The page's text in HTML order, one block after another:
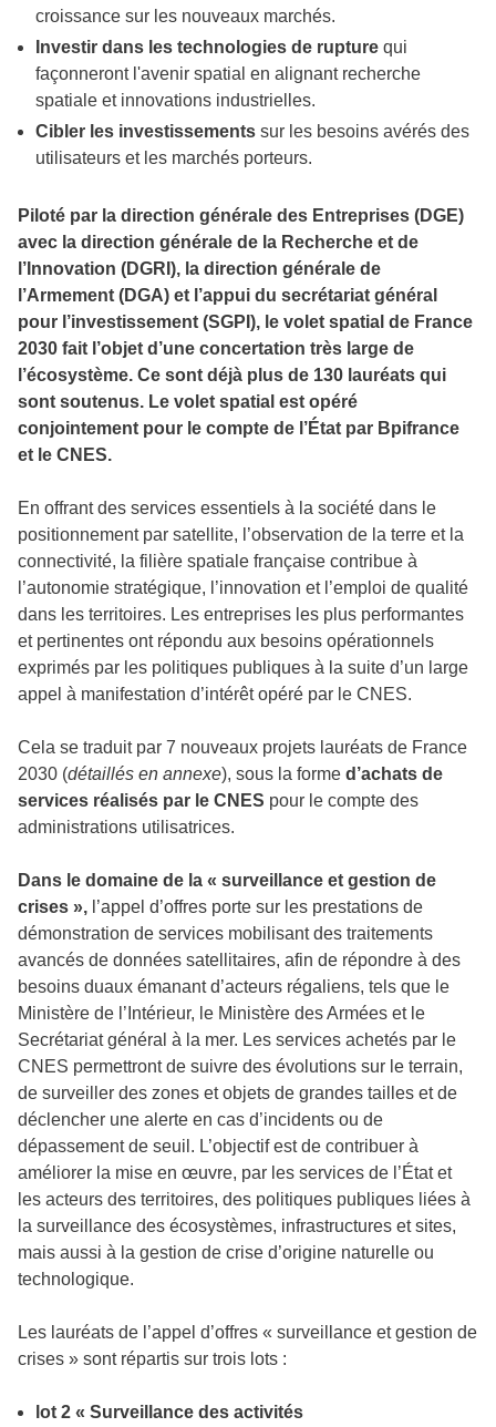
croissance sur les nouveaux marchés.
Investir dans les technologies de rupture qui
façonneront l'avenir spatial en alignant recherche
spatiale et innovations industrielles.
Cibler les investissements sur les besoins avérés des
utilisateurs et les marchés porteurs.
Piloté par la direction générale des Entreprises (DGE)
avec la direction générale de la Recherche et de
l’Innovation (DGRI), la direction générale de
l’Armement (DGA) et l’appui du secrétariat général
pour l’investissement (SGPI), le volet spatial de France
2030 fait l’objet d’une concertation très large de
l’écosystème. Ce sont déjà plus de 130 lauréats qui
sont soutenus. Le volet spatial est opéré
conjointement pour le compte de l’État par Bpifrance
et le CNES.
En offrant des services essentiels à la société dans le
positionnement par satellite, l’observation de la terre et la
connectivité, la filière spatiale française contribue à
l’autonomie stratégique, l’innovation et l’emploi de qualité
dans les territoires. Les entreprises les plus performantes
et pertinentes ont répondu aux besoins opérationnels
exprimés par les politiques publiques à la suite d’un large
appel à manifestation d’intérêt opéré par le CNES.
Cela se traduit par 7 nouveaux projets lauréats de France
2030 (détaillés en annexe), sous la forme d’achats de
services réalisés par le CNES pour le compte des
administrations utilisatrices.
Dans le domaine de la « surveillance et gestion de
crises », l’appel d’offres porte sur les prestations de
démonstration de services mobilisant des traitements
avancés de données satellitaires, afin de répondre à des
besoins duaux émanant d’acteurs régaliens, tels que le
Ministère de l’Intérieur, le Ministère des Armées et le
Secrétariat général à la mer. Les services achetés par le
CNES permettront de suivre des évolutions sur le terrain,
de surveiller des zones et objets de grandes tailles et de
déclencher une alerte en cas d’incidents ou de
dépassement de seuil. L’objectif est de contribuer à
améliorer la mise en œuvre, par les services de l’État et
les acteurs des territoires, des politiques publiques liées à
la surveillance des écosystèmes, infrastructures et sites,
mais aussi à la gestion de crise d’origine naturelle ou
technologique.
Les lauréats de l’appel d’offres « surveillance et gestion de
crises » sont répartis sur trois lots :
lot 2 « Surveillance des activités